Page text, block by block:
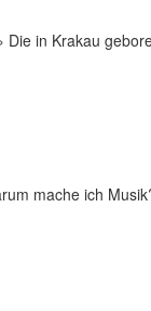
Die in Krakau
mache ich